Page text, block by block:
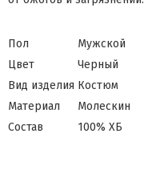
Пол
Мужской
Цвет
Черный
Вид изделия Костюм
Материал
Молескин
Состав
100% ХБ